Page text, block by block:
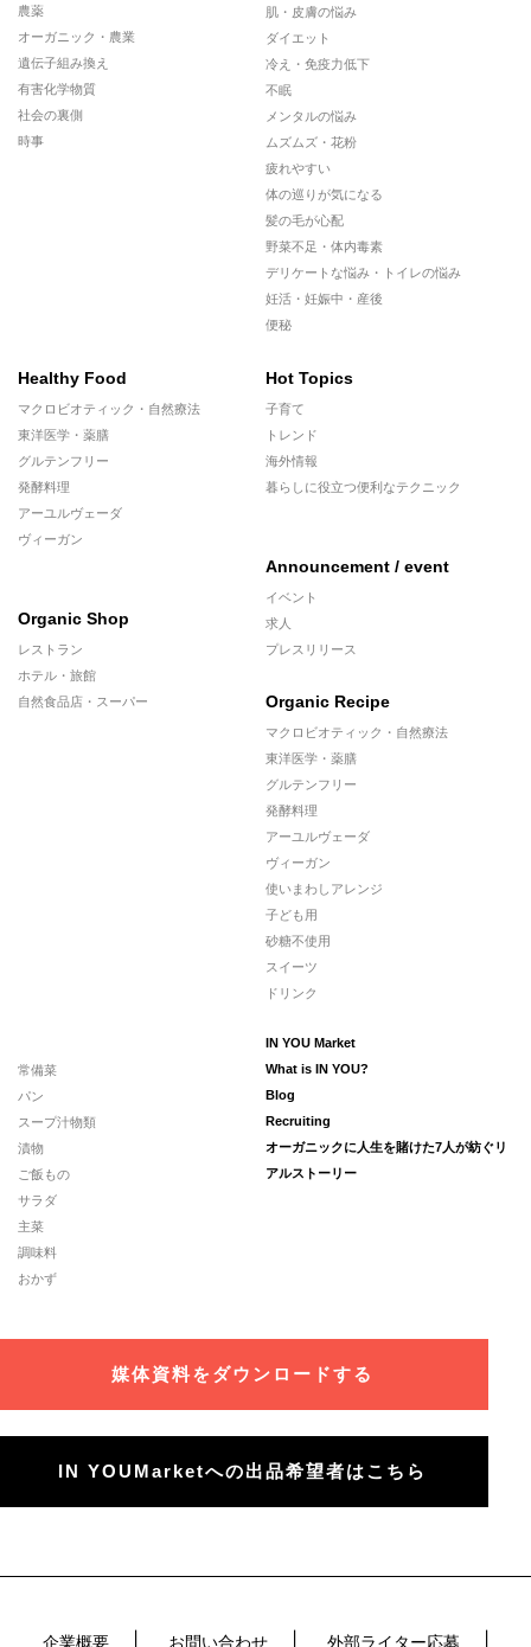
農薬
オーガニック・農業
遺伝子組み換え
有害化学物質
社会の裏側
時事
肌・皮膚の悩み
ダイエット
冷え・免疫力低下
不眠
メンタルの悩み
ムズムズ・花粉
疲れやすい
体の巡りが気になる
髪の毛が心配
野菜不足・体内毒素
デリケートな悩み・トイレの悩み
妊活・妊娠中・産後
便秘
Healthy Food
マクロビオティック・自然療法
東洋医学・薬膳
グルテンフリー
発酵料理
アーユルヴェーダ
ヴィーガン
Organic Shop
レストラン
ホテル・旅館
自然食品店・スーパー
Hot Topics
子育て
トレンド
海外情報
暮らしに役立つ便利なテクニック
Announcement / event
イベント
求人
プレスリリース
Organic Recipe
マクロビオティック・自然療法
東洋医学・薬膳
グルテンフリー
発酵料理
アーユルヴェーダ
ヴィーガン
使いまわしアレンジ
子ども用
砂糖不使用
スイーツ
ドリンク
常備菜
パン
スープ汁物類
漬物
ご飯もの
サラダ
主菜
調味料
おかず
IN YOU Market
What is IN YOU?
Blog
Recruiting
オーガニックに人生を賭けた7人が紡ぐリ
アルストーリー
媒体資料をダウンロードする
IN YOUMarketへの出品希望者はこちら
企業概要 お問い合わせ 外部ライター応募